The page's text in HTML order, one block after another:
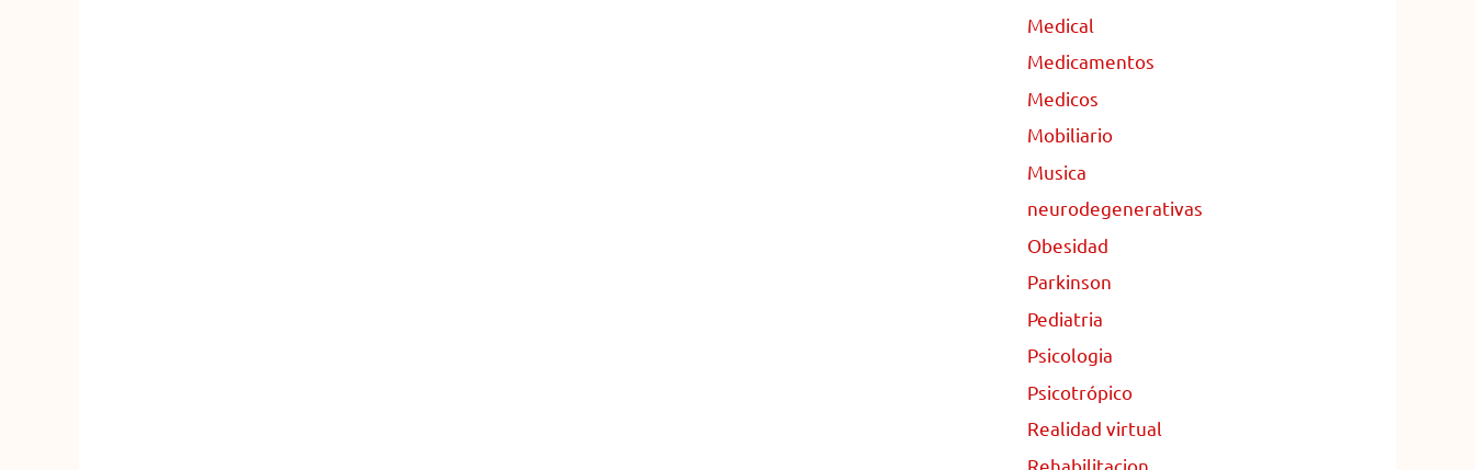
Medical
Medicamentos
Medicos
Mobiliario
Musica
neurodegenerativas
Obesidad
Parkinson
Pediatria
Psicologia
Psicotrópico
Realidad virtual
Rehabilitacion